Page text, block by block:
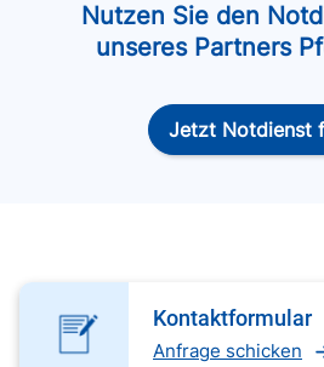
Nutzen Sie den
unseres Partners
Jetzt Notdienst
Kontaktformular
Anfrage schicken